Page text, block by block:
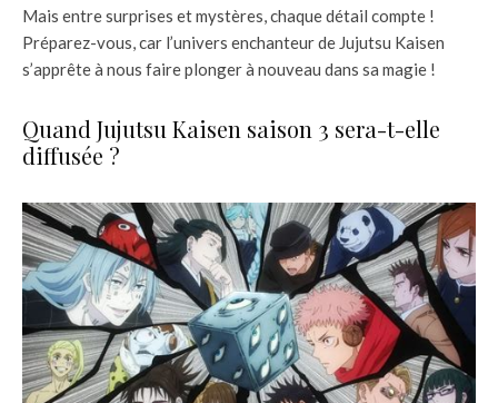
Mais entre surprises et mystères, chaque détail compte !
Préparez-vous, car l’univers enchanteur de Jujutsu Kaisen
s’apprête à nous faire plonger à nouveau dans sa magie !
Quand Jujutsu Kaisen saison 3 sera-t-elle
diffusée ?